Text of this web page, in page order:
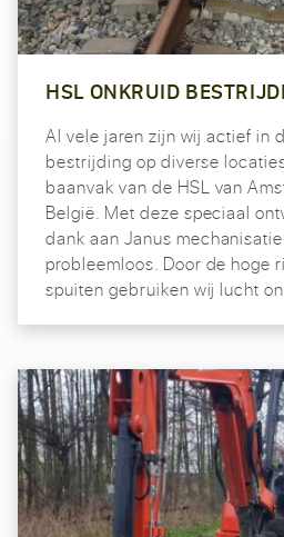
HSL ONKRUID
Al vele jaren zijn wij actief in
bestrijding op diverse
baanvak van de HSL van
België. Met deze speciaal
dank aan Janus
probleemloos. Door de hoge
spuiten gebruiken wij lucht